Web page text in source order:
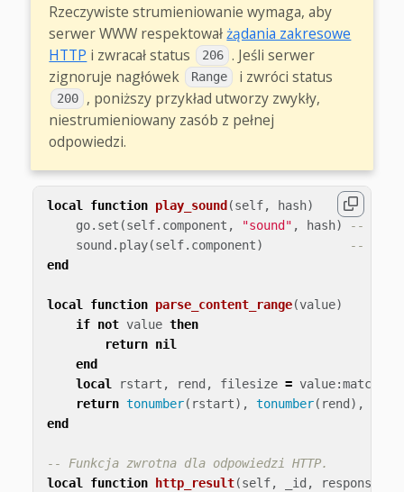
Rzeczywiste strumieniowanie wymaga, aby
serwer WWW respektowałżądania zakresowe
HTTP i zwracał status 206 . Jeśli serwer
zignoruje nagłówek
Range i zwróci status
200
, poniższy przykład utworzy zwykły,
niestrumieniowany zasób z pełnej
odpowiedzi.
local function play_sound (self, hash)
go. set (self. component , "sound" , hash)
--
sound . play(self. component)
--
end
local function parse_content_range(value)
if not value then
return nil
end
local
rstart , rend , filesize = value:match
return tonumber( rstart), tonumber( rend ),
end
-- Funkcja zwrotna dla odpowiedzi HTTP.
local function http_result(self, _id , response